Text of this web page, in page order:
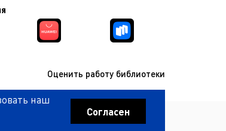
Оценить работу библиотеки
РАЗРАБОТКА САЙТА
наш